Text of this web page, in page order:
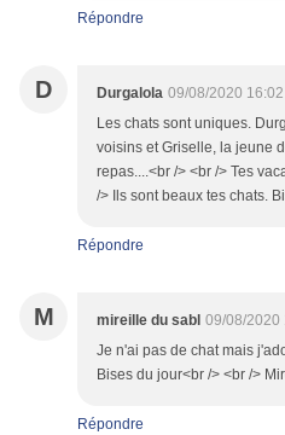
Répondre
D Durgalola 09/08/2020 16:02
Les chats sont uniques.
voisins et Griselle, la jeune
repas....<br /> <br /> Tes
/> Ils sont beaux tes chats.
Répondre
M mireille du sabl 09/08/2020
Je n'ai pas de chat mais
Bises du jour<br /> <br />
Répondre